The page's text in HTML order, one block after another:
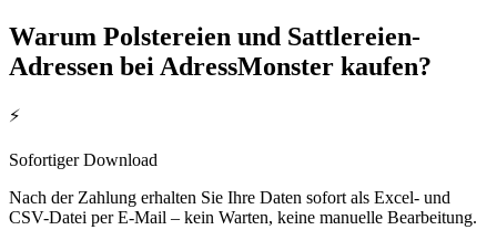
Warum Polstereien und Sattlereien-
Adressen bei AdressMonster kaufen?
⚡
Sofortiger Download
Nach der Zahlung erhalten Sie Ihre Daten sofort als Excel- und
CSV-Datei per E-Mail – kein Warten, keine manuelle Bearbeitung.